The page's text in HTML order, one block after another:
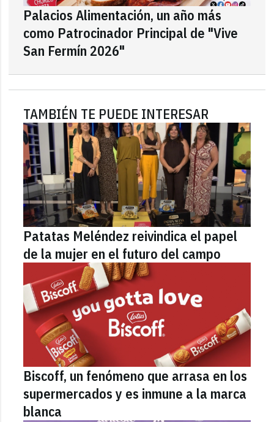
Palacios Alimentación, un año más
como Patrocinador Principal de "Vive
San Fermín 2026"
TAMBIÉN TE PUEDE INTERESAR
Patatas Meléndez reivindica el papel
de la mujer en el futuro del campo
Biscoff, un fenómeno que arrasa en los
supermercados y es inmune a la marca
blanca